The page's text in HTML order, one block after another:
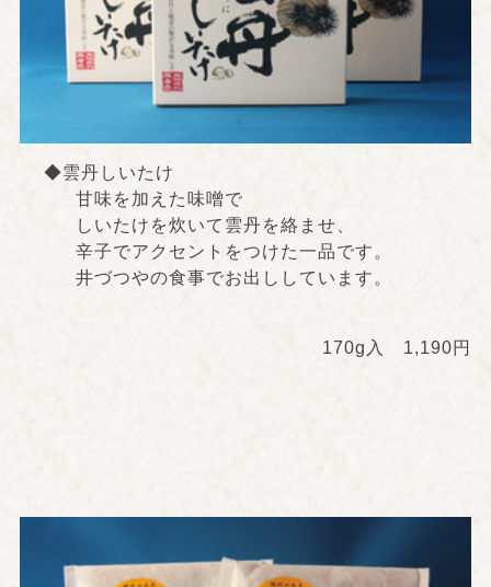
◆雲丹しいたけ
甘味を加えた味噌で
しいたけを炊いて雲丹を絡ませ、
辛子でアクセントをつけた一品です。
井づつやの食事でお出ししています。
170g入 1,190円